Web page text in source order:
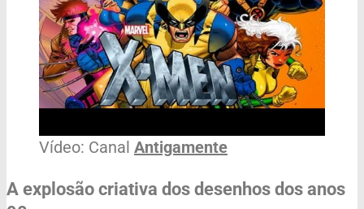
Vídeo: Canal Antigamente
A explosão criativa dos desenhos dos anos